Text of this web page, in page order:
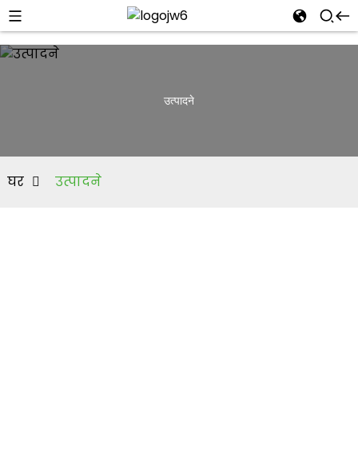
उत्पादने
घर उत्पादने